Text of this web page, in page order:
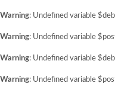
Warning: Undefined variable
Warning: Undefined variable
Warning: Undefined variable
Warning: Undefined variable